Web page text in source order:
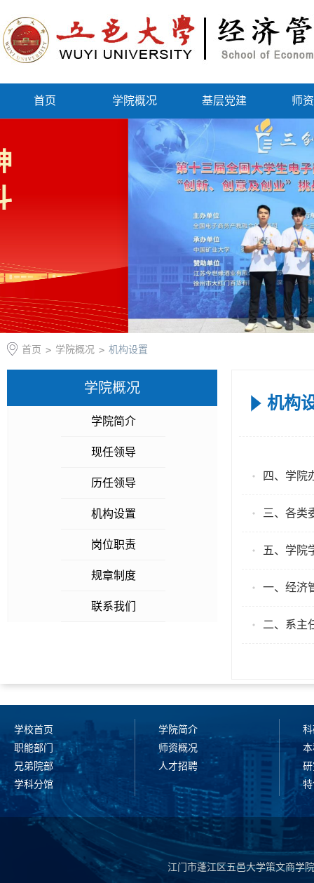
首页 学院概况 基层党建 师
首页 > 学院概况 > 机构设置
学院概况
学院简介
现任领导
历任领导
机构设置
岗位职责
规章制度
联系我们
机构
四、学院
三、各类
五、学院
一、经济
二、系主
学校首页
职能部门
兄弟院部
学科分馆
学院简介
师资概况
人才招聘
特
江门市蓬江区五邑大学策文商学